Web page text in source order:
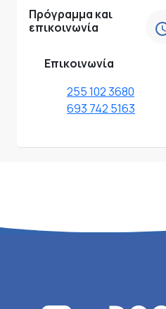
Πρόγραμμα και
επικοινωνία
Επικοινωνία
255 102 3680
693 742 5163